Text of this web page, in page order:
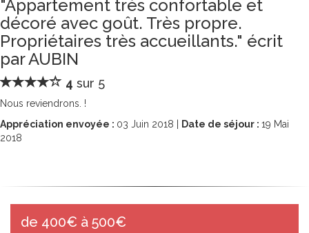
"Appartement très confortable et
décoré avec goût. Très propre.
Propriétaires très accueillants." écrit
par AUBIN
4 sur 5
Nous reviendrons. !
Appréciation envoyée : 03 Juin 2018 | Date de séjour : 19 Mai
2018
de 400€ à 500€